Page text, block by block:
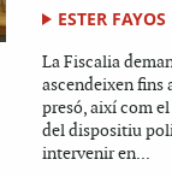
ESTER FAYOS
La Fiscalia
ascendeixen fins
presó, així com
del dispositiu
intervenir en...